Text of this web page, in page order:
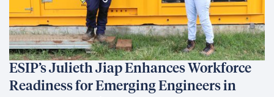
ESIP’s Julieth Jiap Enhances Workforce
Readiness for Emerging Engineers in